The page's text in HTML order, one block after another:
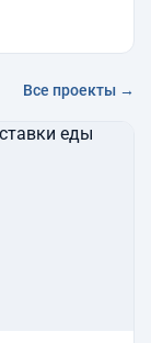
Все проекты →